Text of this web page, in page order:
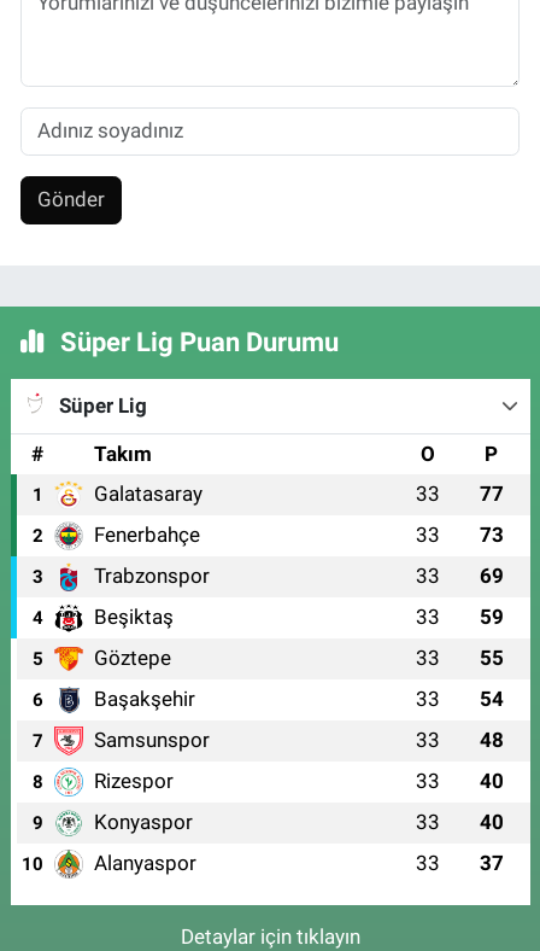
Gönder
Süper Lig Puan Durumu
Süper Lig
#
Takım O P
1 Galatasaray 33 77
2 Fenerbahçe 33 73
3 Trabzonspor 33 69
4 Beşiktaş 33 59
5 Göztepe 33 55
6 Başakşehir 33 54
7 Samsunspor 33 48
8 Rizespor 33 40
9 Konyaspor 33 40
10 Alanyaspor 33 37
Detaylar için tıklayın